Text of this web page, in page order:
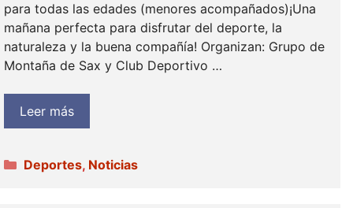
para todas las edades (menores acompañados)¡Una
mañana perfecta para disfrutar del deporte, la
naturaleza y la buena compañía! Organizan: Grupo de
Montaña de Sax y Club Deportivo …
Leer más
Categorías
Deportes, Noticias